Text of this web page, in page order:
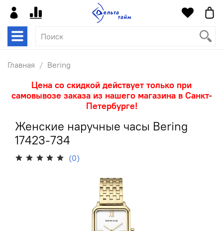
Главная Bering
Цена со скидкой действует только при
самовывозе заказа из нашего магазина в Санкт-
Петербурге!
Женские наручные часы Bering
17423-734
(0)